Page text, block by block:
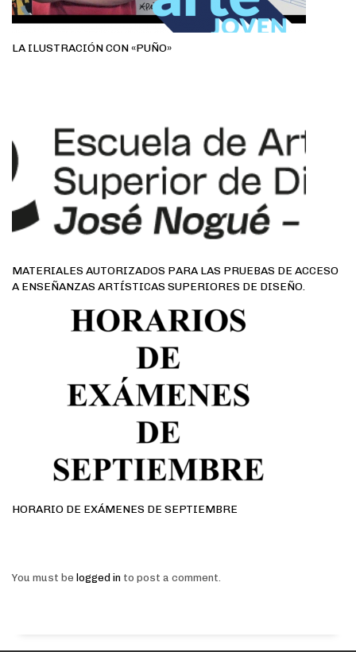
LA ILUSTRACIÓN CON «PUÑO»
MATERIALES AUTORIZADOS PARA LAS PRUEBAS DE ACCESO
A ENSEÑANZAS ARTÍSTICAS SUPERIORES DE DISEÑO.
HORARIO DE EXÁMENES DE SEPTIEMBRE
You must be logged in to post a comment.